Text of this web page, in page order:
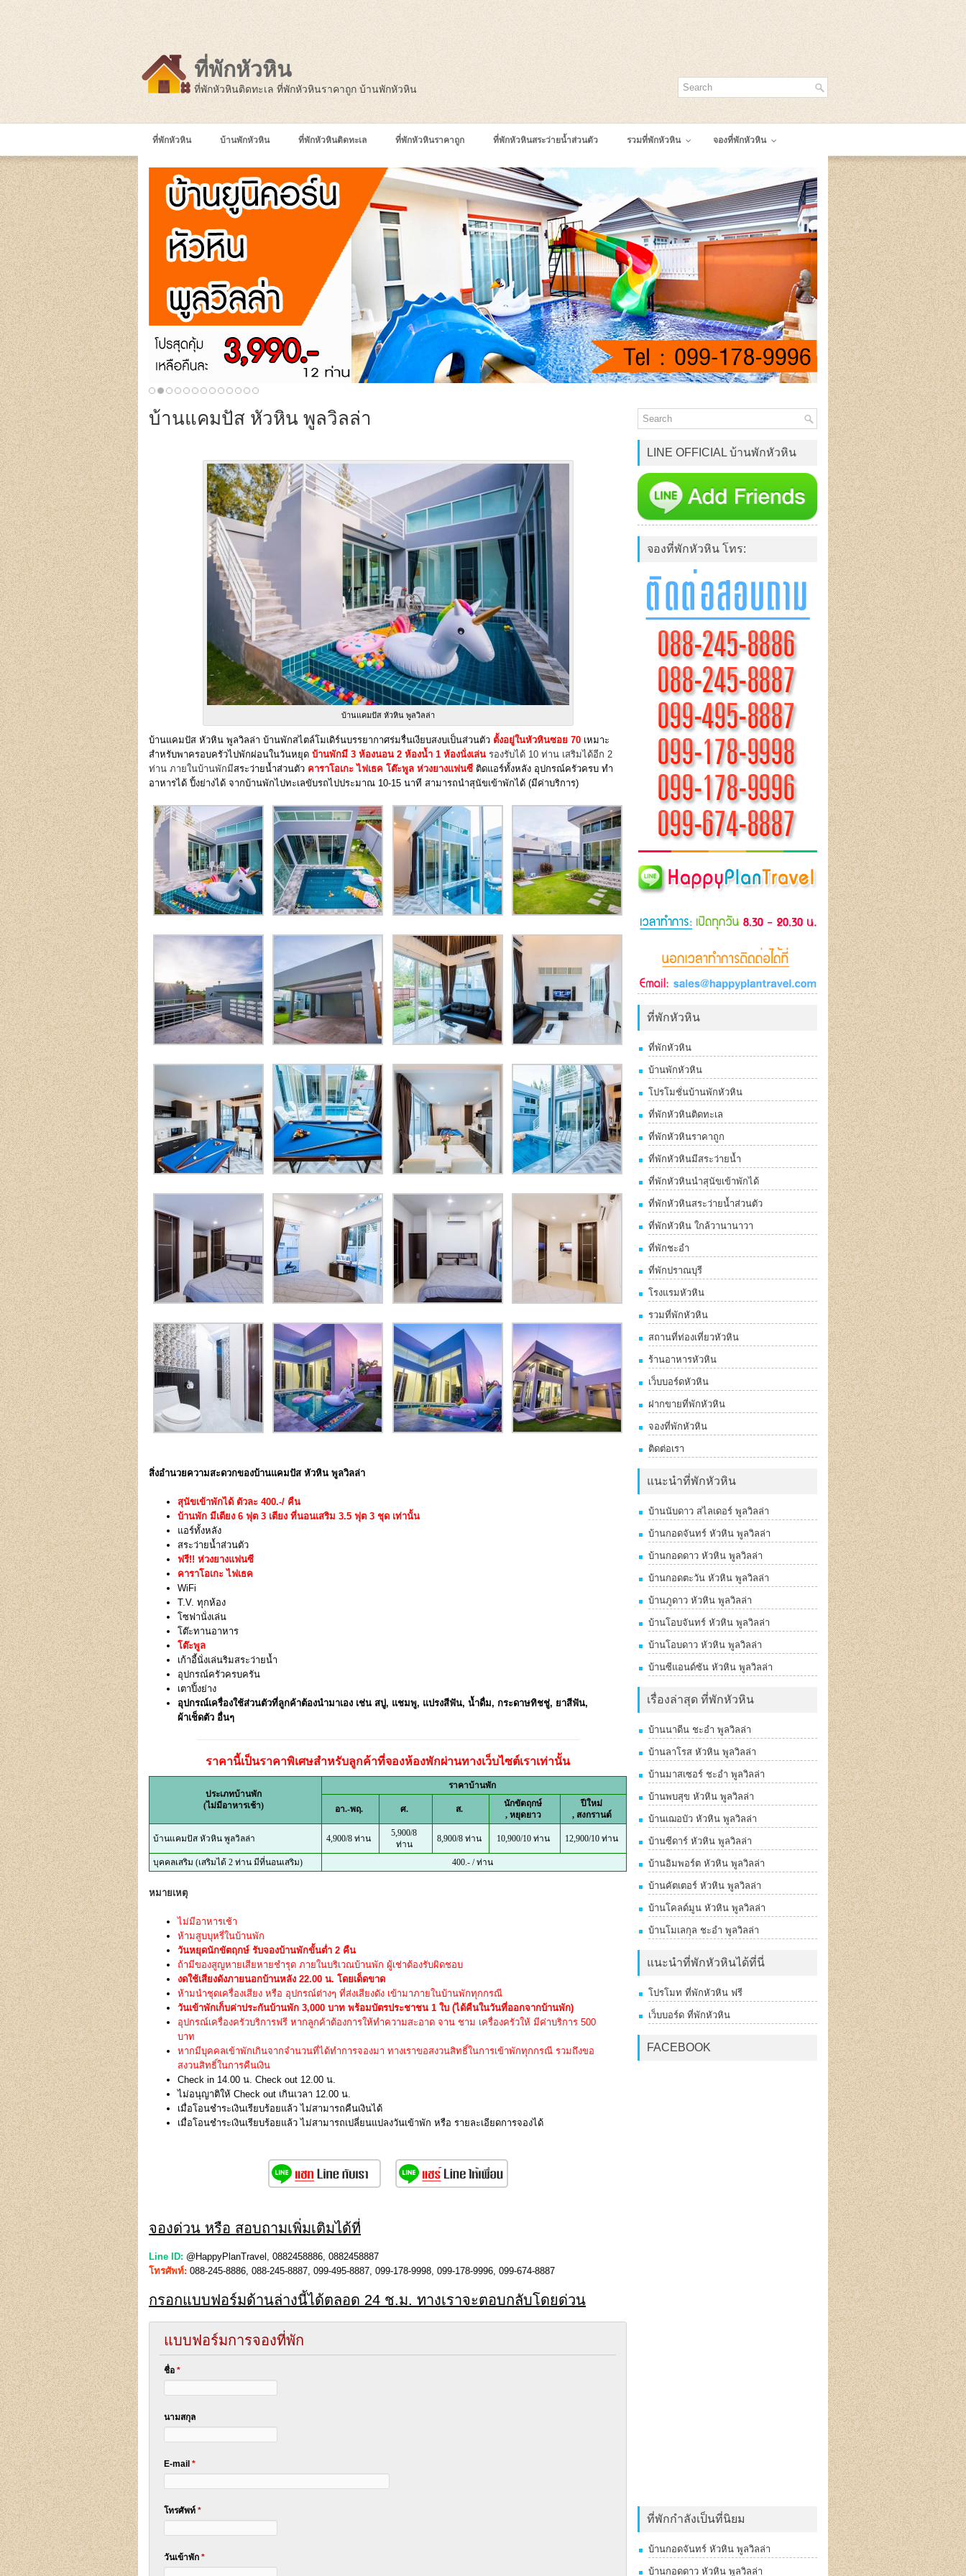
ที่พักหัวหิน
ที่พักหัวหินติดทะเล ที่พักหัวหินราคาถูก บ้านพักหัวหิน
ที่พักหัวหิน บ้านพักหัวหิน ที่พักหัวหินติดทะเล ที่พักหัวหินราคาถูก ที่พักหัวหินสระว่ายน้ำส่วนตัว รวมที่พักหัวหิน จองที่พักหัวหิน
บ้านแคมปัส หัวหิน พูลวิลล่า
บ้านแคมปัส หัวหิน พูลวิลล่า
บ้านแคมปัส หัวหิน พูลวิลล่า บ้านพักสไตล์โมเดิร์นบรรยากาศร่มรื่นเงียบสงบเป็นส่วนตัว ตั้งอยู่ในหัวหินซอย 70 เหมาะ
สำหรับพาครอบครัวไปพักผ่อนในวันหยุด บ้านพักมี 3 ห้องนอน 2 ห้องน้ำ 1 ห้องนั่งเล่น รองรับได้ 10 ท่าน เสริมได้อีก 2
ท่าน ภายในบ้านพักมีสระว่ายน้ำส่วนตัว คาราโอเกะ ไฟเธค โต๊ะพูล ห่วงยางแฟนซี ติดแอร์ทั้งหลัง อุปกรณ์ครัวครบ ทำ
อาหารได้ ปิ้งย่างได้ จากบ้านพักไปทะเลขับรถไปประมาณ 10-15 นาที สามารถนำสุนัขเข้าพักได้ (มีค่าบริการ)
สิ่งอำนวยความสะดวกของบ้านแคมปัส หัวหิน พูลวิลล่า
สุนัขเข้าพักได้ ตัวละ 400.-/ คืน
บ้านพัก มีเตียง 6 ฟุต 3 เตียง ที่นอนเสริม 3.5 ฟุต 3 ชุด เท่านั้น
แอร์ทั้งหลัง
สระว่ายน้ำส่วนตัว
ฟรี!! ห่วงยางแฟนซี
คาราโอเกะ ไฟเธค
WiFi
T.V. ทุกห้อง
โซฟานั่งเล่น
โต๊ะทานอาหาร
โต๊ะพูล
เก้าอี้นั่งเล่นริมสระว่ายน้ำ
อุปกรณ์ครัวครบครัน
เตาปิ้งย่าง
อุปกรณ์เครื่องใช้ส่วนตัวที่ลูกค้าต้องนำมาเอง เช่น สบู่, แชมพู, แปรงสีฟัน, น้ำดื่ม, กระดาษทิชชู่, ยาสีฟัน,
ผ้าเช็ดตัว อื่นๆ
ราคานี้เป็นราคาพิเศษสำหรับลูกค้าที่จองห้องพักผ่านทางเว็บไซต์เราเท่านั้น
ประเภทบ้านพัก
(ไม่มีอาหารเช้า)
ราคาบ้านพัก
อา.-พฤ. ศ. ส.
นักขัตฤกษ์
, หยุดยาว
ปีใหม่
, สงกรานต์
บ้านแคมปัส หัวหิน พูลวิลล่า 4,900/8 ท่าน
5,900/8
ท่าน
8,900/8 ท่าน 10,900/10 ท่าน 12,900/10 ท่าน
บุคคลเสริม (เสริมได้ 2 ท่าน มีที่นอนเสริม) 400.- / ท่าน
หมายเหตุ
ไม่มีอาหารเช้า
ห้ามสูบบุหรี่ในบ้านพัก
วันหยุดนักขัตฤกษ์ รับจองบ้านพักขั้นต่ำ 2 คืน
ถ้ามีของสูญหายเสียหายชำรุด ภายในบริเวณบ้านพัก ผู้เช่าต้องรับผิดชอบ
งดใช้เสียงดังภายนอกบ้านหลัง 22.00 น. โดยเด็ดขาด
ห้ามนำชุดเครื่องเสียง หรือ อุปกรณ์ต่างๆ ที่ส่งเสียงดัง เข้ามาภายในบ้านพักทุกกรณี
วันเข้าพักเก็บค่าประกันบ้านพัก 3,000 บาท พร้อมบัตรประชาชน 1 ใบ (ได้คืนในวันที่ออกจากบ้านพัก)
อุปกรณ์เครื่องครัวบริการฟรี หากลูกค้าต้องการให้ทำความสะอาด จาน ชาม เครื่องครัวให้ มีค่าบริการ 500
บาท
หากมีบุคคลเข้าพักเกินจากจำนวนที่ได้ทำการจองมา ทางเราขอสงวนสิทธิ์ในการเข้าพักทุกกรณี รวมถึงขอ
สงวนสิทธิ์ในการคืนเงิน
Check in 14.00 น. Check out 12.00 น.
ไม่อนุญาติให้ Check out เกินเวลา 12.00 น.
เมื่อโอนชำระเงินเรียบร้อยแล้ว ไม่สามารถคืนเงินได้
เมื่อโอนชำระเงินเรียบร้อยแล้ว ไม่สามารถเปลี่ยนแปลงวันเข้าพัก หรือ รายละเอียดการจองได้
จองด่วน หรือ สอบถามเพิ่มเติมได้ที่
Line ID: @HappyPlanTravel, 0882458886, 0882458887
โทรศัพท์: 088-245-8886, 088-245-8887, 099-495-8887, 099-178-9998, 099-178-9996, 099-674-8887
กรอกแบบฟอร์มด้านล่างนี้ได้ตลอด 24 ช.ม. ทางเราจะตอบกลับโดยด่วน
แบบฟอร์มการจองที่พัก
ชื่อ*
นามสกุล
E-mail*
โทรศัพท์*
วันเข้าพัก*
LINE OFFICIAL บ้านพักหัวหิน
จองที่พักหัวหิน โทร:
ที่พักหัวหิน
ที่พักหัวหิน
บ้านพักหัวหิน
โปรโมชั่นบ้านพักหัวหิน
ที่พักหัวหินติดทะเล
ที่พักหัวหินราคาถูก
ที่พักหัวหินมีสระว่ายน้ำ
ที่พักหัวหินนำสุนัขเข้าพักได้
ที่พักหัวหินสระว่ายน้ำส่วนตัว
ที่พักหัวหิน ใกล้วานานาวา
ที่พักชะอำ
ที่พักปราณบุรี
โรงแรมหัวหิน
รวมที่พักหัวหิน
สถานที่ท่องเที่ยวหัวหิน
ร้านอาหารหัวหิน
เว็บบอร์ดหัวหิน
ฝากขายที่พักหัวหิน
จองที่พักหัวหิน
ติดต่อเรา
แนะนำที่พักหัวหิน
บ้านนับดาว สไลเดอร์ พูลวิลล่า
บ้านกอดจันทร์ หัวหิน พูลวิลล่า
บ้านกอดดาว หัวหิน พูลวิลล่า
บ้านกอดตะวัน หัวหิน พูลวิลล่า
บ้านภูดาว หัวหิน พูลวิลล่า
บ้านโอบจันทร์ หัวหิน พูลวิลล่า
บ้านโอบดาว หัวหิน พูลวิลล่า
บ้านซีแอนด์ซัน หัวหิน พูลวิลล่า
เรื่องล่าสุด ที่พักหัวหิน
บ้านนาดีน ชะอำ พูลวิลล่า
บ้านลาโรส หัวหิน พูลวิลล่า
บ้านมาสเซอร์ ชะอำ พูลวิลล่า
บ้านพบสุข หัวหิน พูลวิลล่า
บ้านเฌอบัว หัวหิน พูลวิลล่า
บ้านซีดาร์ หัวหิน พูลวิลล่า
บ้านอิมพอร์ต หัวหิน พูลวิลล่า
บ้านคัตเตอร์ หัวหิน พูลวิลล่า
บ้านโคลด์มูน หัวหิน พูลวิลล่า
บ้านโมเลกุล ชะอำ พูลวิลล่า
แนะนำที่พักหัวหินได้ที่นี่
โปรโมท ที่พักหัวหิน ฟรี
เว็บบอร์ด ที่พักหัวหิน
FACEBOOK
ที่พักกำลังเป็นที่นิยม
บ้านกอดจันทร์ หัวหิน พูลวิลล่า
บ้านกอดดาว หัวหิน พูลวิลล่า